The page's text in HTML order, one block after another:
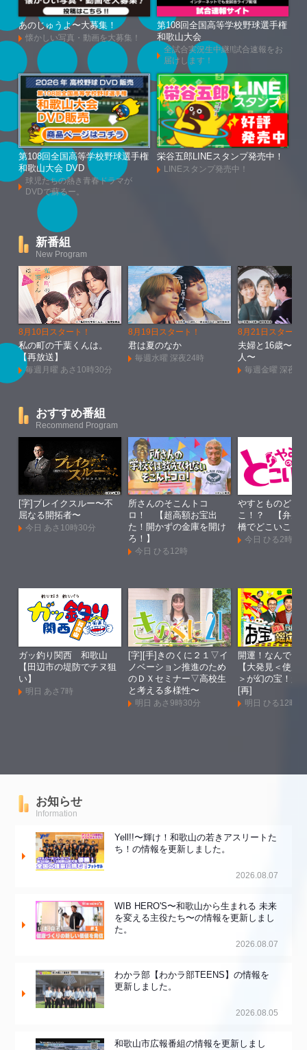
あのじゅうよ〜大募集！
懐かしい写真・動画を大募集！
第108回全国高等学校野球選手権
和歌山大会
全試合実況生中継!!試合速報をお
届けします！
第108回全国高等学校野球選手権
和歌山大会 DVD
球児たちの熱き青春ドラマが
DVDで蘇るー。
栄谷五郎LINEスタンプ発売中！
LINEスタンプ発売中！
新番組
New Program
8月10日スタート！
私の町の千葉くんは。
【再放送】
毎週月曜 あさ10時30分
8月19日スタート！
君は夏のなか
毎週水曜 深夜24時
8月21日スタート
夫婦と16歳〜狂
人〜
毎週金曜 深夜1
おすすめ番組
Recommend Program
[字]ブレイクスルー〜不
屈なる開拓者〜
今日 あさ10時30分
所さんのそこんトコ
ロ！ 【超高額お宝出
た！開かずの金庫を開け
ろ！】
今日 ひる12時
やすとものどこ
こ！？ 【弁天
橋でどこいこ！
今日 ひる2時
ガッ釣り関西 和歌山
【田辺市の堤防でチヌ狙
い】
明日 あさ7時
[字][手]きのくに２１▽イ
ノベーション推進のため
のＤＸセミナー▽高校生
と考える多様性〜
明日 あさ9時30分
開運！なんで
【大発見＜使用
＞が幻の宝！超
[再]
明日 ひる12時
お知らせ
Information
Yell!!〜輝け！和歌山の若きアスリートた
ち！の情報を更新しました。
2026.08.07
WIB HERO'S〜和歌山から生まれる 未来
を変える主役たち〜の情報を更新しまし
た。
2026.08.07
わかラ部【わかラ部TEENS】の情報を
更新しました。
2026.08.05
和歌山市広報番組の情報を更新しまし